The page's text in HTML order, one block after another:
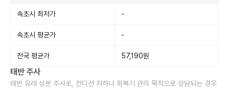
속초시 최저가 -
속초시 평균가 -
전국 평균가 57,190원
태반 주사
태반 유래 성분 주사로, 컨디션 저하나 회복기 관리 목적으로 상담되는 경우